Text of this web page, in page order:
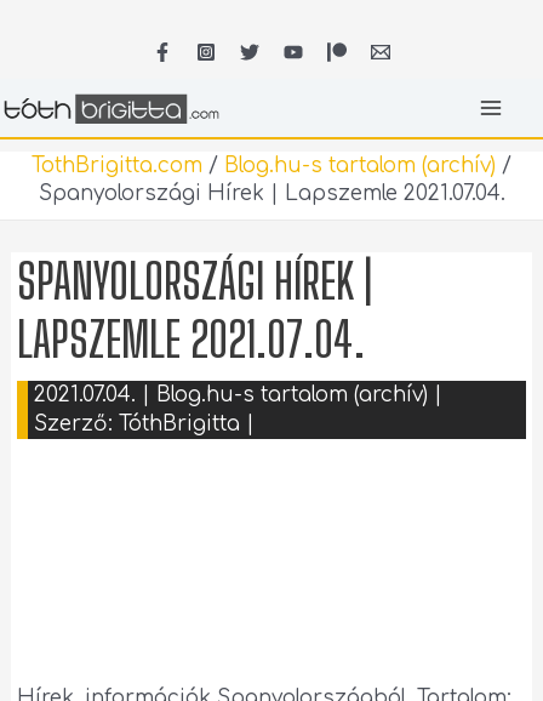
TothBrigitta.com / Blog.hu-s tartalom (archív) /
Spanyolországi Hírek | Lapszemle 2021.07.04.
SPANYOLORSZÁGI HÍREK |
LAPSZEMLE 2021.07.04.
2021.07.04. Blog.hu-s tartalom (archív)
Szerző: TóthBrigitta